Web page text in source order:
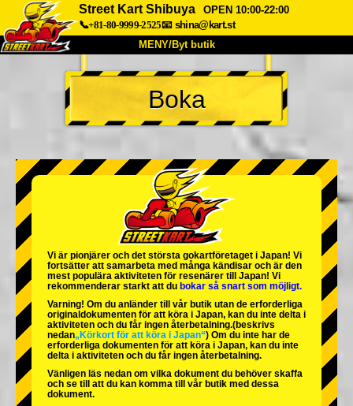
Street Kart Shibuya
OPEN 10:00-22:00
📞+81-80-9999-2525📧 shina@kart.st
MENY/Byt butik
HEM
Om oss Specifikationer Pris
Företag Boka
Byt butik
Tokyo Shinagawa Tokyo Akihabara#1
Tokyo Akihabara#2
Tokyo Shibuya Annex Tokyo Bay
Tokyo Asakusa Osaka
Okinawa
Boka
Vi är pionjärer och det största gokartföretaget i Japan! Vi
fortsätter att samarbeta med många kändisar och är den
mest populära aktiviteten för resenärer till Japan! Vi
rekommenderar starkt att du bokar så snart som möjligt.
Varning! Om du anländer till vår butik utan de erforderliga
originaldokumenten för att köra i Japan, kan du inte delta i
aktiviteten och du får ingen återbetalning.(beskrivs
nedan„Körkort för att köra i Japan“) Om du inte har de
erforderliga dokumenten för att köra i Japan, kan du inte
delta i aktiviteten och du får ingen återbetalning.
Vänligen läs nedan om vilka dokument du behöver skaffa
och se till att du kan komma till vår butik med dessa
dokument.